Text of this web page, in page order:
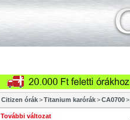
Citizen órák > Titanium karórák > CA0700 >
További változat